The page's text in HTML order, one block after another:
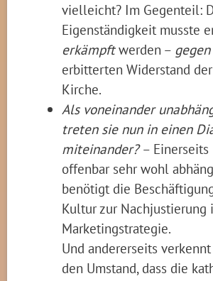
vielleicht? Im Gegenteil:
Eigenständigkeit musste
erkämpftwerden – gegen
erbitterten Widerstand
Kirche.
Als voneinander
treten sie nun in einen
miteinander?–
offenbar sehr wohl
benötigt die
Kultur zur Nachjustierung
Marketingstrategie.
Und andererseits
den Umstand, dass die